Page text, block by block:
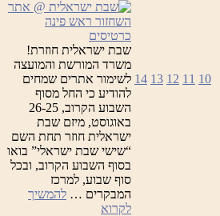
10
11
12
13
14
כרטיסים
שבת ישראלית חוזרת!
משרד המורשת והמועצה
לשימור אתרים שמחים
להודיע כי החל מסוף
השבוע הקרוב, 26-25
באוגוסט, מיזם שבת
ישראלית חוזר תחת השם
“שישי שבת ישראלי” בואו
בסוף השבוע הקרוב, ובכל
סוף שבוע, למרכז
המבקרים … להמשיך
לקרוא